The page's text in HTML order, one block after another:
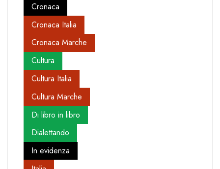
Cronaca
Cronaca Italia
Cronaca Marche
Cultura
Cultura Italia
Cultura Marche
Di libro in libro
Dialettando
In evidenza